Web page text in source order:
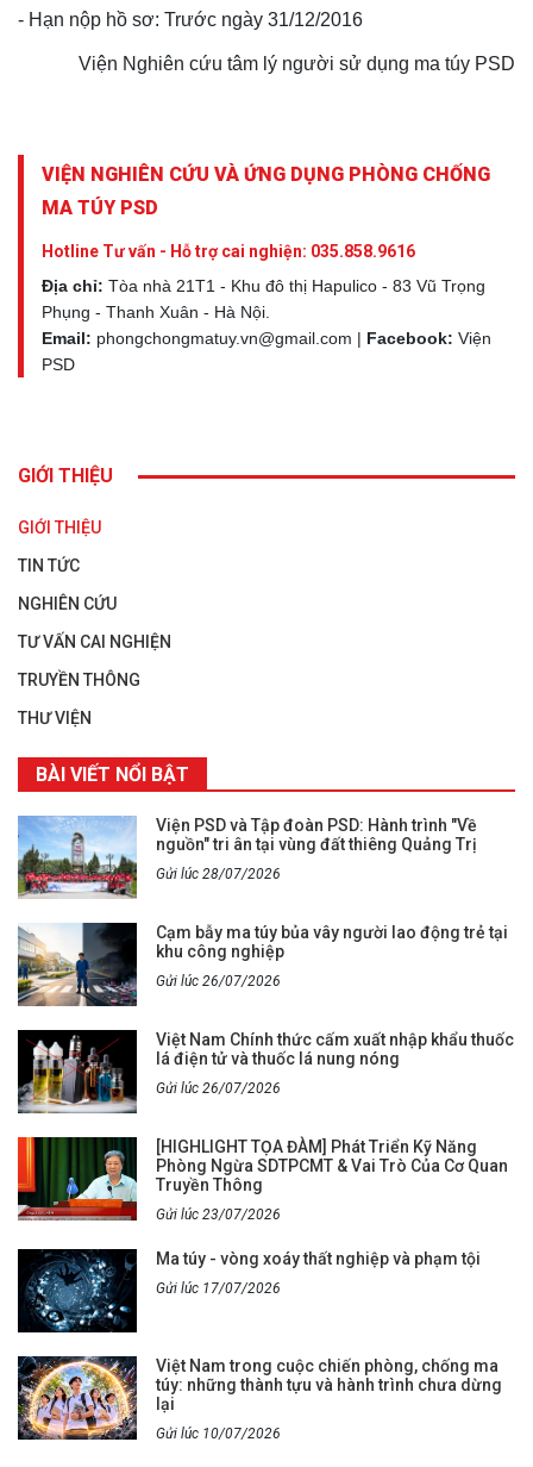
- Hạn nộp hồ sơ: Trước ngày 31/12/2016
Viện Nghiên cứu tâm lý người sử dụng ma túy PSD
VIỆN NGHIÊN CỨU VÀ ỨNG DỤNG PHÒNG CHỐNG
MA TÚY PSD
Hotline Tư vấn - Hỗ trợ cai nghiện: 035.858.9616
Địa chỉ: Tòa nhà 21T1 - Khu đô thị Hapulico - 83 Vũ Trọng
Phụng - Thanh Xuân - Hà Nội.
Email: phongchongmatuy.vn@gmail.com | Facebook: Viện
PSD
GIỚI THIỆU
GIỚI THIỆU
TIN TỨC
NGHIÊN CỨU
TƯ VẤN CAI NGHIỆN
TRUYỀN THÔNG
THƯ VIỆN
BÀI VIẾT NỔI BẬT
Viện PSD và Tập đoàn PSD: Hành trình "Về
nguồn" tri ân tại vùng đất thiêng Quảng Trị
Gửi lúc 28/07/2026
Cạm bẫy ma túy bủa vây người lao động trẻ tại
khu công nghiệp
Gửi lúc 26/07/2026
Việt Nam Chính thức cấm xuất nhập khẩu thuốc
lá điện tử và thuốc lá nung nóng
Gửi lúc 26/07/2026
[HIGHLIGHT TỌA ĐÀM] Phát Triển Kỹ Năng
Phòng Ngừa SDTPCMT & Vai Trò Của Cơ Quan
Truyền Thông
Gửi lúc 23/07/2026
Ma túy - vòng xoáy thất nghiệp và phạm tội
Gửi lúc 17/07/2026
Việt Nam trong cuộc chiến phòng, chống ma
túy: những thành tựu và hành trình chưa dừng
lại
Gửi lúc 10/07/2026